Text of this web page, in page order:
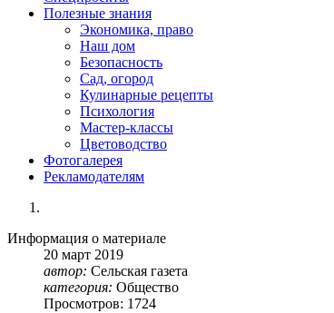
Полезные знания
Экономика, право
Наш дом
Безопасность
Сад, огород
Кулинарные рецепты
Психология
Мастер-классы
Цветоводство
Фотогалерея
Рекламодателям
Информация о материале
20 март 2019
автор: Сельская газета
категория: Общество
Просмотров: 1724